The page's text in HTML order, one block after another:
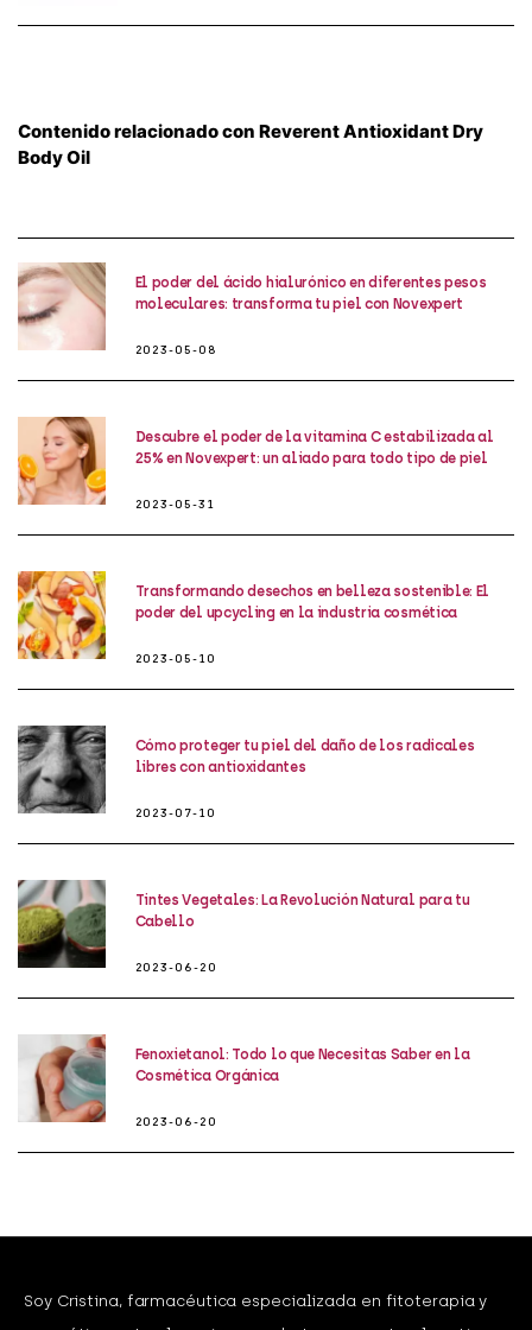
Contenido relacionado con Reverent Antioxidant Dry
Body Oil
El poder del ácido hialurónico en diferentes pesos
moleculares: transforma tu piel con Novexpert
2023-05-08
Descubre el poder de la vitamina C estabilizada al
25% en Novexpert: un aliado para todo tipo de piel
2023-05-31
Transformando desechos en belleza sostenible: El
poder del upcycling en la industria cosmética
2023-05-10
Cómo proteger tu piel del daño de los radicales
libres con antioxidantes
2023-07-10
Tintes Vegetales: La Revolución Natural para tu
Cabello
2023-06-20
Fenoxietanol: Todo lo que Necesitas Saber en la
Cosmética Orgánica
2023-06-20
Soy Cristina, farmacéutica especializada en fitoterapia y